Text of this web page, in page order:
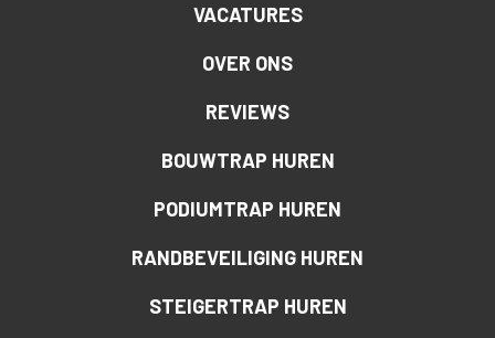
VACATURES
OVER ONS
REVIEWS
BOUWTRAP HUREN
PODIUMTRAP HUREN
RANDBEVEILIGING HUREN
STEIGERTRAP HUREN